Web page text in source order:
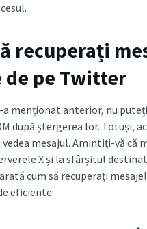
recuperați
de pe Twitter
a menționat anterior, nu
după ștergerea lor. Totuși,
mesajul. Amintiți-vă că
X și la sfârșitul
cum să recuperați
eficiente.